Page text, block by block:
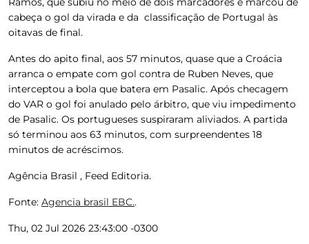
cabeça o gol da virada e da classificação de Portugal às
oitavas de final.
Antes do apito final, aos 57 minutos, quase que a Croácia
arranca o empate com gol contra de Ruben Neves, que
interceptou a bola que batera em Pasalic. Após checagem
do VAR o gol foi anulado pelo árbitro, que viu impedimento
de Pasalic. Os portugueses suspiraram aliviados. A partida
só terminou aos 63 minutos, com surpreendentes 18
minutos de acréscimos.
Agência Brasil , Feed Editoria.
Fonte: Agencia brasil EBC..
Thu, 02 Jul 2026 23:43:00 -0300